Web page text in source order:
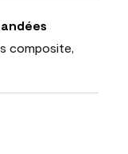
composite,